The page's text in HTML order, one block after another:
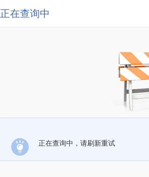
正在查询中
正在查询中，请刷新重试